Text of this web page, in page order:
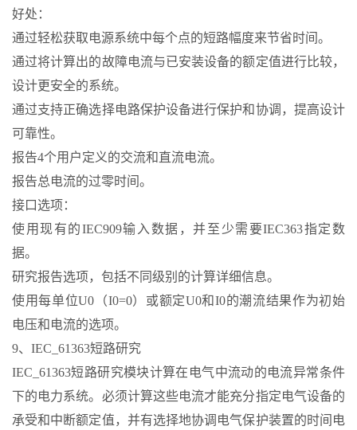
好处：
通过轻松获取电源系统中每个点的短路幅度来节省时间。
通过将计算出的故障电流与已安装设备的额定值进行比较，
设计更安全的系统。
通过支持正确选择电路保护设备进行保护和协调，提高设计
可靠性。
报告4个用户定义的交流和直流电流。
报告总电流的过零时间。
接口选项：
使用现有的IEC909输入数据，并至少需要IEC363指定数
据。
研究报告选项，包括不同级别的计算详细信息。
使用每单位U0（I0=0）或额定U0和I0的潮流结果作为初始
电压和电流的选项。
9、IEC_61363短路研究
IEC_61363短路研究模块计算在电气中流动的电流异常条件
下的电力系统。必须计算这些电流才能充分指定电气设备的
承受和中断额定值，并有选择地协调电气保护装置的时间电